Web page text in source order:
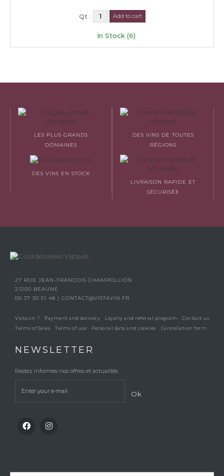
Qt : Add to cart
In Stock (6)
LES PLUS GRANDS
DOMAINES
DES VINS DE TOUTES
RÉGIONS
DES VINS EN STOCK
LIVRAISON RAPIDE ET
SÉCURISÉE
27 RUE JEAN-FRANÇOIS CHAMPOLLION
21200 BEAUNE
06 37 30 51 48 | CONTACT@VISTAVIN.FR
Vistavin ? Payment and delivery Loyalty and referral program
Contact us
Terms of Sales
Terms of use Personal data and cookies Cancellation form
NEWSLETTER
Restez informés nos offres et actualités
Ok